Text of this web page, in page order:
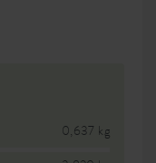
0,637 kg